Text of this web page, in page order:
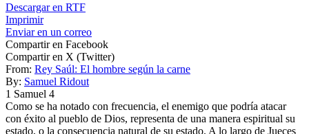
Descargar en RTF
Imprimir
Enviar en un correo
Compartir en Facebook
Compartir en X (Twitter)
From: Rey Saúl: El hombre según la carne
By: Samuel Ridout
1 Samuel 4
Como se ha notado con frecuencia, el enemigo que podría atacar
con éxito al pueblo de Dios, representa de una manera espiritual su
estado, o la consecuencia natural de su estado. A lo largo de Jueces